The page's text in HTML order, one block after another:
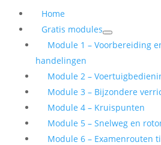
Home
Gratis modules
Module 1 – Voorbereiding
handelingen
Module 2 –
Module 3 – Bijzondere
Module 4 – Kruispunten
Module 5 – Snelweg en
Module 6 – Examenrouten